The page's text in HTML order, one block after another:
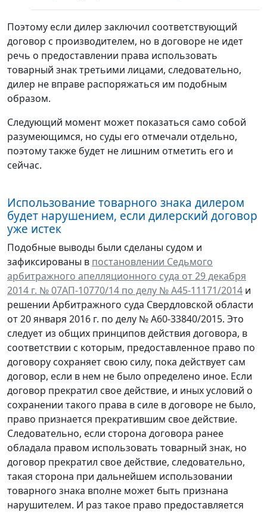
Поэтому если дилер заключил соответствующий
договор с производителем, но в договоре не идет
речь о предоставлении права использовать
товарный знак третьими лицами, следовательно,
дилер не вправе распоряжаться им подобным
образом.
Следующий момент может показаться само собой
разумеющимся, но суды его отмечали отдельно,
поэтому также будет не лишним отметить его и
сейчас.
Использование товарного знака дилером
будет нарушением, если дилерский договор
уже истек
Подобные выводы были сделаны судом и
зафиксированы в постановлении Седьмого
арбитражного апелляционного суда от 29 декабря
2014 г. № 07АП-10770/14 по делу № А45-11171/2014 и
решении Арбитражного суда Свердловской области
от 20 января 2016 г. по делу № А60-33840/2015. Это
следует из общих принципов действия договора, в
соответствии с которым, предоставленное право по
договору сохраняет свою силу, пока действует сам
договор, если в нем не было определено иное. Если
договор прекратил свое действие, и иных условий о
сохранении такого права в силе в договоре не было,
право признается прекратившим свое действие.
Следовательно, если сторона договора ранее
обладала правом использовать товарный знак, но
договор прекратил свое действие, следовательно,
такая сторона при дальнейшем использовании
товарного знака вполне может быть признана
нарушителем. И раз такое право предоставляется